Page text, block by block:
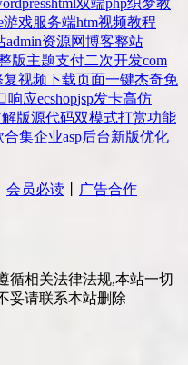
html双端php织梦教
游戏服务端htm视频教程
admin资源网博客整站
版主题支付二次开发com
复视频下载页面一键杰奇免
响应ecshopjsp发卡高仿
版源代码双模式打赏功能
合集企业asp后台新版优化
会员必读 广告合作
循相关法律法规,本站一切
妥请联系本站删除